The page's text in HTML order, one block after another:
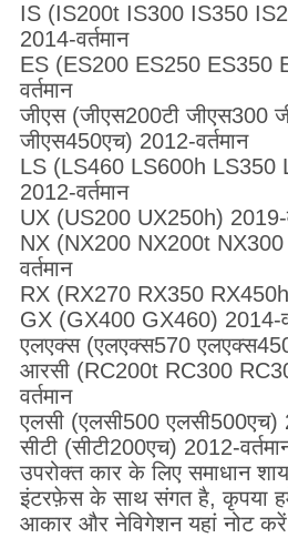
IS (IS200t IS300 IS350
2014-वर्तमान
ES (ES200 ES250 ES350
वर्तमान
जीएस (जीएस200टी जीएस300
जीएस450एच) 2012-वर्तमान
LS (LS460 LS600h LS350
2012-वर्तमान
UX (US200 UX250h) 2019-
NX (NX200 NX200t
वर्तमान
RX (RX270 RX350
GX (GX400 GX460) 2014-
एलएक्स (एलएक्स570
आरसी (RC200t RC300
वर्तमान
एलसी (एलसी500 एलसी500एच)
सीटी (सीटी200एच) 2012-
उपरोक्त कार के लिए समाधान
इंटरफ़ेस के साथ संगत है, कृपया
आकार और नेविगेशन यहां नोट करें